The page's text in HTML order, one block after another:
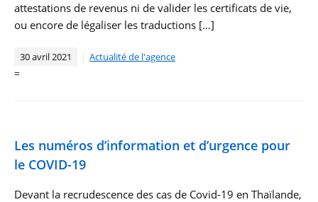
attestations de revenus ni de valider les certificats de vie,
ou encore de légaliser les traductions […]
30 avril 2021 Actualité de l'agence
=
Les numéros d’information et d’urgence pour
le COVID-19
Devant la recrudescence des cas de Covid-19 en Thaïlande,